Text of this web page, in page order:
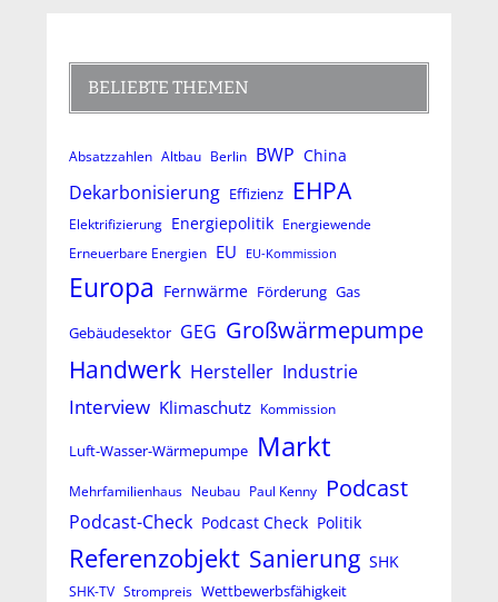
BELIEBTE THEMEN
Absatzzahlen Altbau Berlin BWP China
Dekarbonisierung Effizienz EHPA
Elektrifizierung Energiepolitik Energiewende
Erneuerbare Energien EU EU-Kommission
Europa Fernwärme Förderung Gas
Gebäudesektor GEG Großwärmepumpe
Handwerk Hersteller Industrie
Interview Klimaschutz Kommission
Luft-Wasser-Wärmepumpe Markt
Mehrfamilienhaus Neubau Paul Kenny Podcast
Podcast-Check Podcast Check Politik
Referenzobjekt Sanierung SHK
SHK-TV Strompreis Wettbewerbsfähigkeit